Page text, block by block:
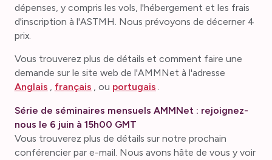
dépenses, y compris les vols, l'hébergement et les frais
d'inscription à l'ASTMH. Nous prévoyons de décerner 4
prix.
Vous trouverez plus de détails et comment faire une
demande sur le site web de l'AMMNet à l'adresse
Anglais , français , ou portugais .
Série de séminaires mensuels AMMNet : rejoignez-
nous le 6 juin à 15h00 GMT
Vous trouverez plus de détails sur notre prochain
conférencier par e-mail. Nous avons hâte de vous y voir